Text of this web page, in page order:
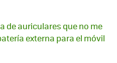
de auriculares que no me
externa para el móvil